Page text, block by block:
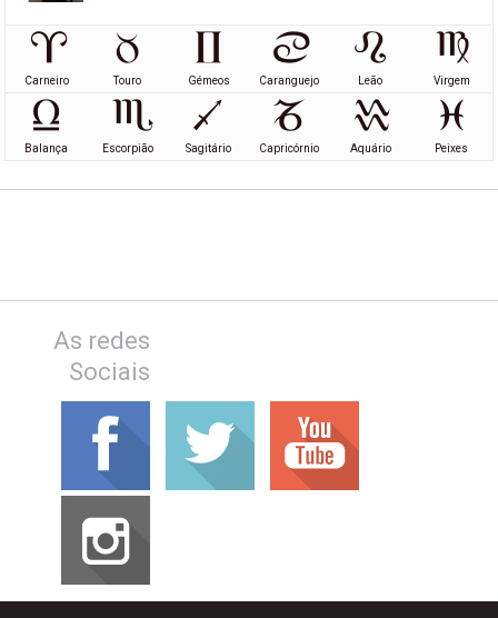
Carneiro Touro Gémeos Caranguejo Leão Virgem
Balança Escorpião Sagitário Capricórnio Aquário Peixes
As redes
Sociais